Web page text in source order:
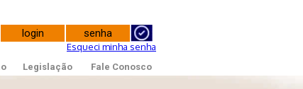
Esqueci minha senha
Legislação Fale Conosco